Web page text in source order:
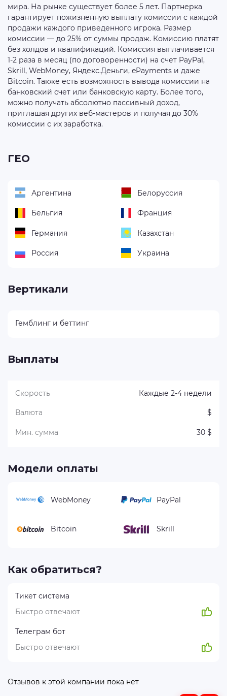
мира. На рынке существует более 5 лет. Партнерка
гарантирует пожизненную выплату комиссии с каждой
продажи каждого приведенного игрока. Размер
комиссии — до 25% от суммы продаж. Комиссию платят
без холдов и квалификаций. Комиссия выплачивается
1-2 раза в месяц (по договоренности) на счет PayPal,
Skrill, WebMoney, Яндекс.Деньги, ePayments и даже
Bitcoin. Также есть возможность вывода комиссии на
банковский счет или банковскую карту. Более того,
можно получать абсолютно пассивный доход,
приглашая других веб-мастеров и получая до 30%
комиссии с их заработка.
ГЕО
Аргентина Белоруссия
Бельгия Франция
Германия Казахстан
Россия Украина
Вертикали
Гемблинг и беттинг
Выплаты
Скорость Каждые 2-4 недели
Валюта $
Мин. сумма 30 $
Модели оплаты
WebMoney PayPal
Bitcoin Skrill
Как обратиться?
Тикет система
Быстро отвечают
Телеграм бот
Быстро отвечают
Отзывов к этой компании пока нет